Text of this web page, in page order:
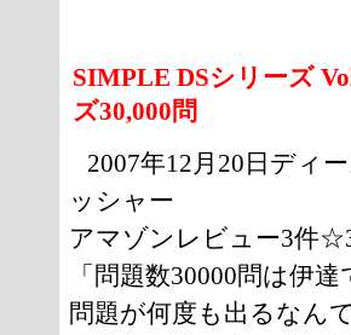
SIMPLE DSシリーズ
ズ30,000問
2007年12月20日ディ
ッシャー
アマゾンレビュー3件
「問題数30000問は伊
問題が何度も出るなん